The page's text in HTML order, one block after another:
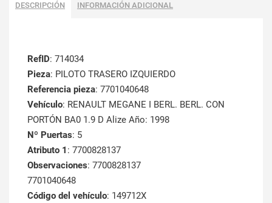
DESCRIPCIÓN INFORMACIÓN ADICIONAL
RefID: 714034
Pieza: PILOTO TRASERO IZQUIERDO
Referencia pieza: 7701040648
Vehículo: RENAULT MEGANE I BERL. BERL. CON
PORTÓN BA0 1.9 D Alize Año: 1998
Nº Puertas: 5
Atributo 1 : 7700828137
Observaciones: 7700828137
7701040648
Código del vehículo: 149712X